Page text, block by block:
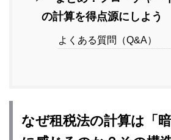
の計算を得点源にしよう
よくある質問（Q&A）
なぜ租税法の計算は「